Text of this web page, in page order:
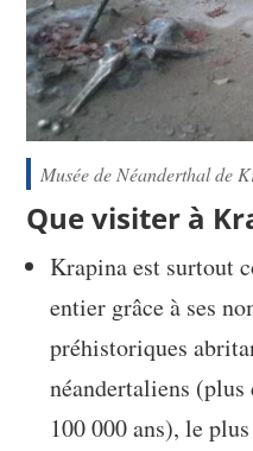
Musée de Néanderthal de
Que visiter à
Krapina est surtout
entier grâce à ses
préhistoriques
néandertaliens
100 000 ans), le